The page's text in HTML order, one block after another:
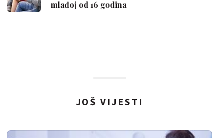
mlađoj od 16 godina
JOŠ VIJESTI